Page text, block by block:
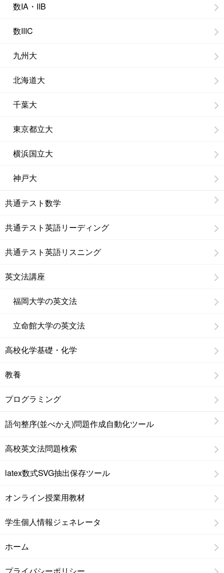
数IA・IIB
数IIIC
九州大
北海道大
千葉大
東京都立大
横浜国立大
神戸大
共通テスト数学
共通テスト英語リーディング
共通テスト英語リスニング
英文法講座
福岡大学の英文法
立命館大学の英文法
高校化学基礎・化学
教養
プログラミング
語句整序(並べかえ)問題作成自動化ツール
高校英文法問題検索
latex数式SVG抽出保存ツール
オンライン授業用教材
学生個人情報ジェネレータ
ホーム